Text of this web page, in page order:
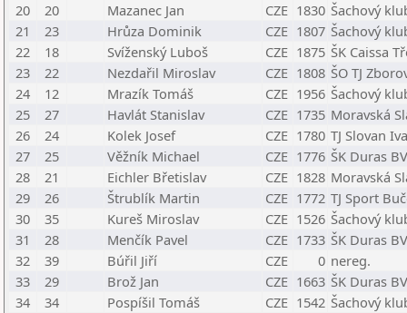
20
20 Mazanec Jan CZE 1830 Šachový
21
23 Hrůza Dominik CZE 1807 Šachový
22
18 Svíženský Luboš CZE 1875 ŠK Caissa
23
22 Nezdařil Miroslav CZE 1808 ŠO TJ
24
12 Mrazík Tomáš CZE 1956 Šachový
25
27 Havlát Stanislav CZE 1735 Moravská
26
24 Kolek Josef CZE 1780 TJ Slovan
27
25 Věžník Michael CZE 1776 ŠK Duras
28
21 Eichler Břetislav CZE 1828 Moravská
29
26 Štrublík Martin CZE 1772 TJ Sport
30
35 Kureš Miroslav CZE 1526 Šachový
31
28 Menčík Pavel CZE 1733 ŠK Duras
32
39 Búřil Jiří CZE 0 nereg.
33
29 Brož Jan CZE 1663 ŠK Duras
34
34 Pospíšil Tomáš CZE 1542 Šachový